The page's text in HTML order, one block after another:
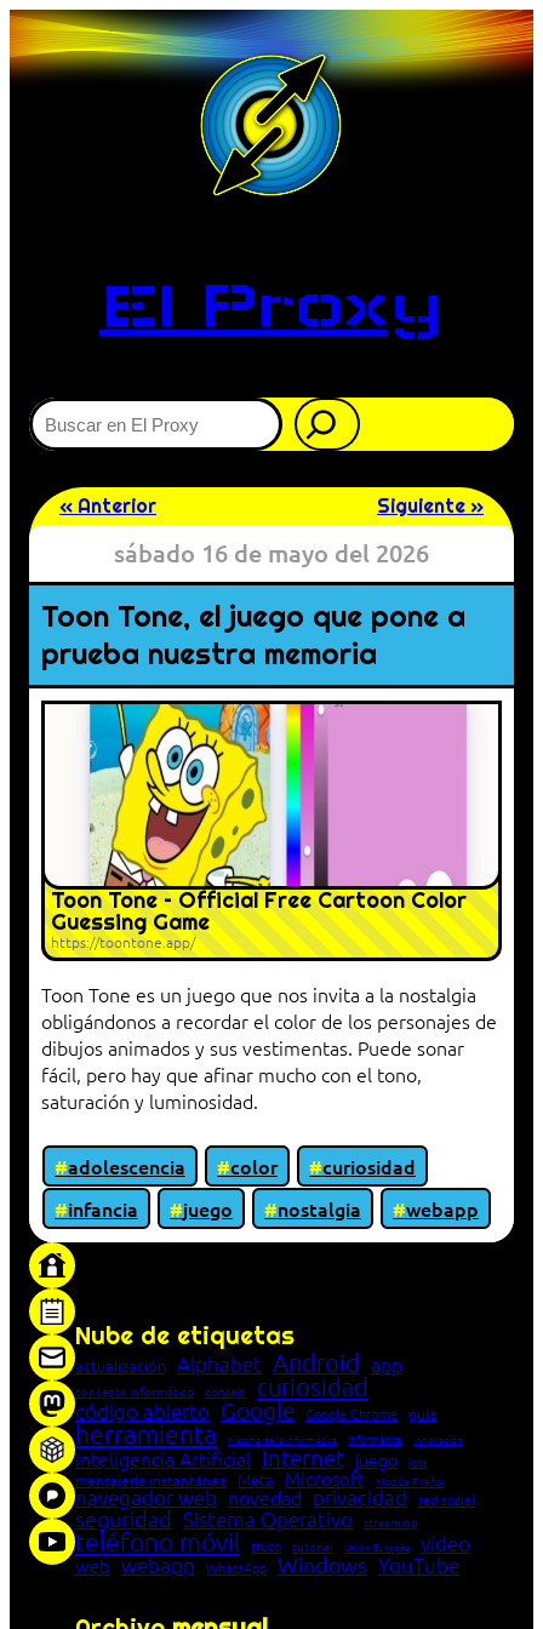
El Proxy
Buscar
« Anterior Siguiente »
sábado 16 de mayo del 2026
Toon Tone, el juego que pone a
prueba nuestra memoria
Toon Tone – Official Free Cartoon Color
Guessing Game
https://toontone.app/
Toon Tone es un juego que nos invita a la nostalgia
obligándonos a recordar el color de los personajes de
dibujos animados y sus vestimentas. Puede sonar
fácil, pero hay que afinar mucho con el tono,
saturación y luminosidad.
adolescencia color
curiosidad
infancia
juego nostalgia
webapp
Nube de etiquetas
actualización Alphabet Android app
concepto informático consejo curiosidad
código abierto Google Google Chrome guía
herramienta historia de la Informática Informática innovación
Inteligencia Artificial Internet juego lista
mensajería instantánea Meta Microsoft Mozilla Firefox
navegador web novedad privacidad red social
seguridad Sistema Operativo streaming
teléfono móvil truco tutorial Unión Europea vídeo
web webapp WhatsApp Windows YouTube